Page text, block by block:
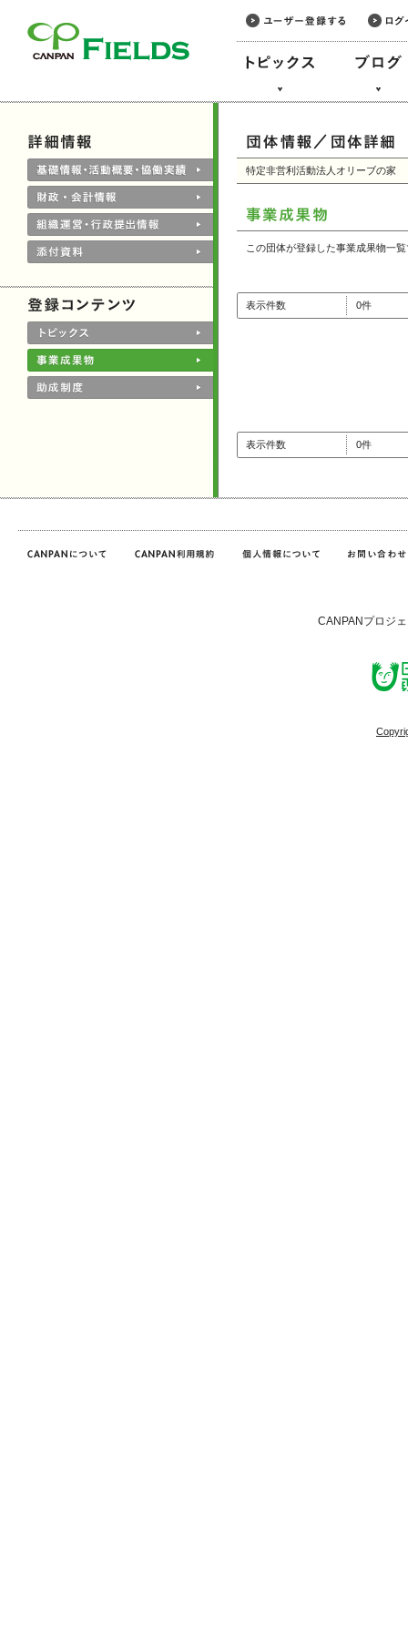
特定非営利活動法人オリーブの家
この団体が登録した事業成果物一
表示件数 0件
表示件数 0件
CANPANプロジ